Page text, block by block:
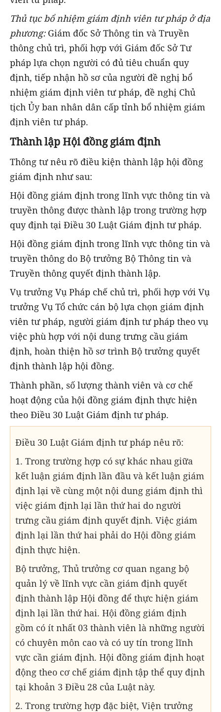
Thủ tục bổ nhiệm giám định viên tư pháp ở địa
phương:Giám đốc Sở Thông tin và Truyền
thông chủ trì, phối hợp với Giám đốc Sở Tư
pháp lựa chọn người có đủ tiêu chuẩn quy
định, tiếp nhận hồ sơ của người đề nghị bổ
nhiệm giám định viên tư pháp, đề nghị Chủ
tịch Ủy ban nhân dân cấp tỉnh bổ nhiệm giám
định viên tư pháp.
Thành lập Hội đồng giám định
Thông tư nêu rõ điều kiện thành lập hội đồng
giám định như sau:
Hội đồng giám định trong lĩnh vực thông tin và
truyền thông được thành lập trong trường hợp
quy định tại Điều 30 Luật Giám định tư pháp.
Hội đồng giám định trong lĩnh vực thông tin và
truyền thông do Bộ trưởng Bộ Thông tin và
Truyền thông quyết định thành lập.
Vụ trưởng Vụ Pháp chế chủ trì, phối hợp với Vụ
trưởng Vụ Tổ chức cán bộ lựa chọn giám định
viên tư pháp, người giám định tư pháp theo vụ
việc phù hợp với nội dung trưng cầu giám
định, hoàn thiện hồ sơ trình Bộ trưởng quyết
định thành lập hội đồng.
Thành phần, số lượng thành viên và cơ chế
hoạt động của hội đồng giám định thực hiện
theo Điều 30 Luật Giám định tư pháp.
Điều 30 Luật Giám định tư pháp nêu rõ:
1. Trong trường hợp có sự khác nhau giữa
kết luận giám định lần đầu và kết luận giám
định lại về cùng một nội dung giám định thì
việc giám định lại lần thứ hai do người
trưng cầu giám định quyết định. Việc giám
định lại lần thứ hai phải do Hội đồng giám
định thực hiện.
Bộ trưởng, Thủ trưởng cơ quan ngang bộ
quản lý về lĩnh vực cần giám định quyết
định thành lập Hội đồng để thực hiện giám
định lại lần thứ hai. Hội đồng giám định
gồm có ít nhất 03 thành viên là những người
có chuyên môn cao và có uy tín trong lĩnh
vực cần giám định. Hội đồng giám định hoạt
động theo cơ chế giám định tập thể quy định
tại khoản 3 Điều 28 của Luật này.
2. Trong trường hợp đặc biệt, Viện trưởng